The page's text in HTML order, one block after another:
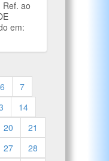
ao
em:
6
7
14
20
21
27
28